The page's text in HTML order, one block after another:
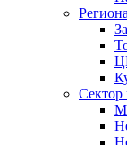
Сектор